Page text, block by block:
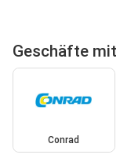
Geschäfte
Conrad